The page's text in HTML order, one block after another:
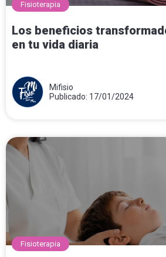
Fisioterapia
Los beneficios
en tu vida diaria
Mifisio
Publicado: 17/01/2024
Fisioterapia